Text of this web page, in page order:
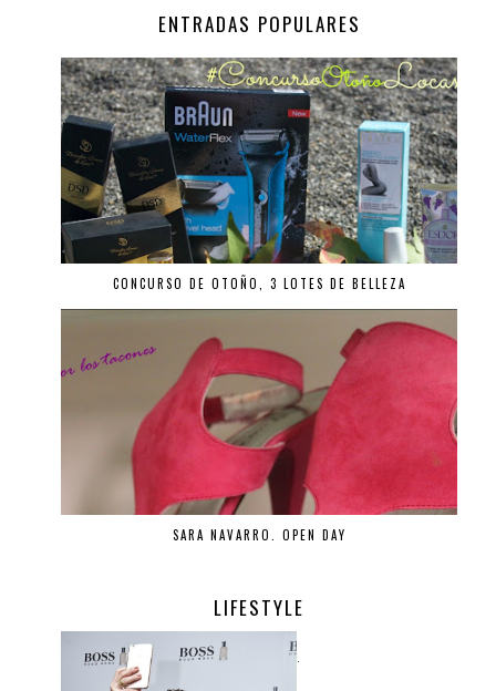
ENTRADAS POPULARES
CONCURSO DE OTOÑO, 3 LOTES DE BELLEZA
SARA NAVARRO. OPEN DAY
LIFESTYLE
.